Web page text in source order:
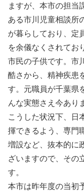
ますが、本市の担当
ある市川児童相談所
が暮らしており、定
を余儀なくされてお
市民の子供です。市
酷さから、精神疾患
す。元職員が千葉県
んな実態さえ今あり
こうした状況下、日
揮できるよう、専門
増設など、抜本的に
ざいますので、その
す。
本市は昨年度の当初